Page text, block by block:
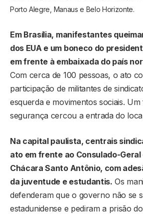
Porto Alegre, Manaus e Belo Horizonte.
Em Brasília, manifestantes
dos EUA e um boneco do
em frente à embaixada do país
Com cerca de 100 pessoas, o ato
participação de militantes de
esquerda e movimentos sociais.
segurança cercou a entrada do
Na capital paulista, centrais
ato em frente ao Consulado-Geral
Chácara Santo Antônio, com
da juventude e estudantis. Os
defenderam que o governo não se
estadunidense e pediram a prisão